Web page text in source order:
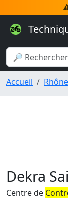
Accueil Rhône
Dekra
Centre de